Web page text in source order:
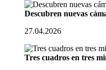
Descubren nuevas
27.04.2026
Tres cuadros en tres